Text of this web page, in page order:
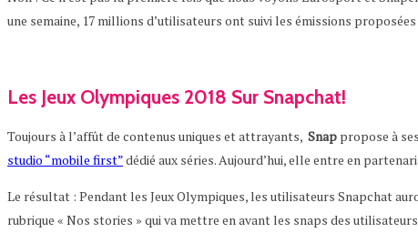
une semaine, 17 millions d’utilisateurs ont suivi les émissions
Les Jeux Olympiques 2018 Sur Snapchat!
Toujours à l’affût de contenus uniques et attrayants, Snap propose à
studio “mobile first”dédié aux séries. Aujourd’hui, elle entre en
Le résultat : Pendant les Jeux Olympiques, les utilisateurs Snapchat
rubrique « Nos stories » qui va mettre en avant les snaps des